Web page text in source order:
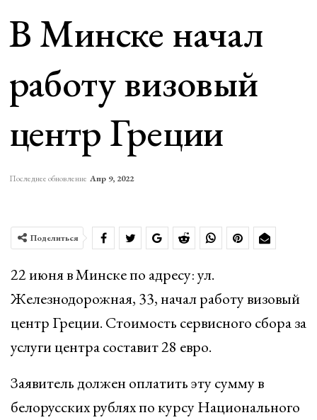
В Минске начал
работу визовый
центр Греции
Последнее обновление Апр 9, 2022
Поделиться
22 июня в Минске по адресу: ул.
Железнодорожная, 33, начал работу визовый
центр Греции. Стоимость сервисного сбора за
услуги центра составит 28 евро.
Заявитель должен оплатить эту сумму в
белорусских рублях по курсу Национального